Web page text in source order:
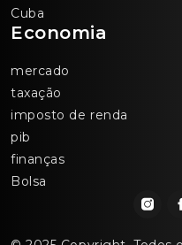
Cuba
Economia
mercado
taxação
imposto de renda
pib
finanças
Bolsa